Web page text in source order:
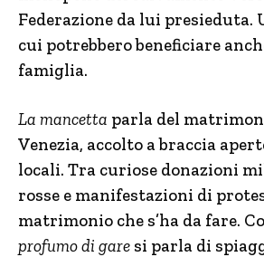
Federazione da lui presieduta.
cui potrebbero beneficiare
famiglia.
La mancetta parla del
Venezia, accolto a braccia
locali. Tra curiose donazioni
rosse e manifestazioni di
matrimonio che s’ha da fare.
profumo di gare si parla di